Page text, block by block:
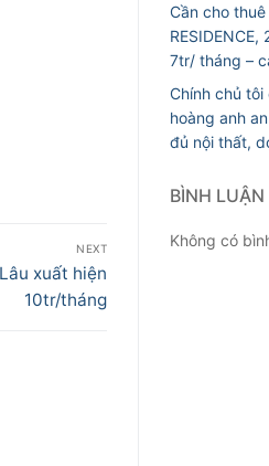
NEXT
xuất hiện
10tr/tháng
Cần cho thuê
7tr/ tháng –
Chính chủ
hoàng anh
đủ nội thất,
BÌNH
Không có